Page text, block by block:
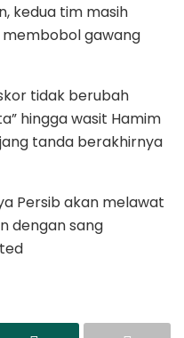
kedua tim masih
gawang
tidak berubah
hingga wasit Hamim
tanda berakhirnya
Persib akan melawat
dengan sang